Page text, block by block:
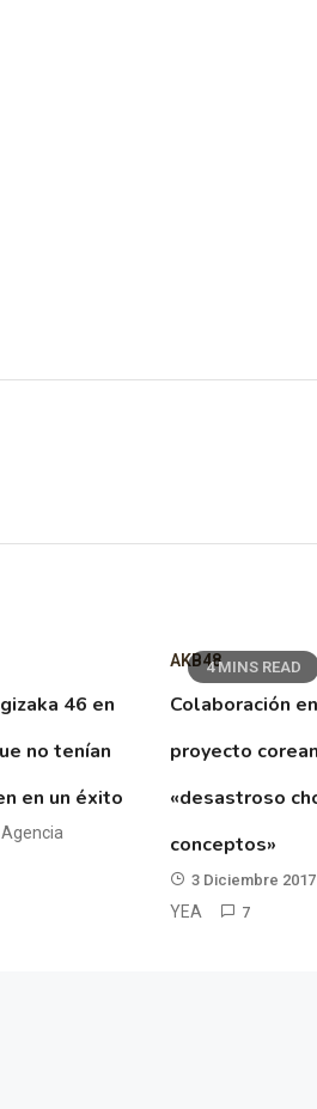
46 en
no tenían
en un éxito
Agencia
4 MINS READ
AKB48
Colaboración
proyecto
«desastroso
conceptos»
3 Diciembre 2017
YEA
7